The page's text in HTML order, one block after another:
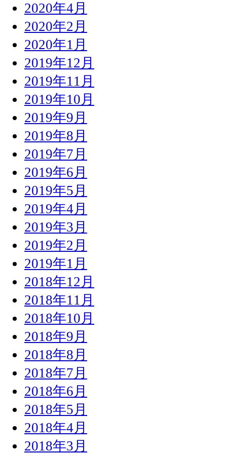
2020年4月
2020年2月
2020年1月
2019年12月
2019年11月
2019年10月
2019年9月
2019年8月
2019年7月
2019年6月
2019年5月
2019年4月
2019年3月
2019年2月
2019年1月
2018年12月
2018年11月
2018年10月
2018年9月
2018年8月
2018年7月
2018年6月
2018年5月
2018年4月
2018年3月